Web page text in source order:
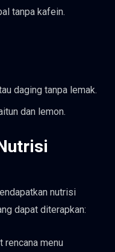
tanpa kafein.
daging tanpa lemak.
dan lemon.
nutrisi
dapat diterapkan:
rencana menu